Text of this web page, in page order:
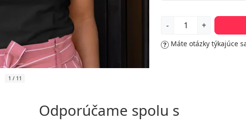
1 / 11
- +
Máte otázky týkajúce
Odporúčame spolu s